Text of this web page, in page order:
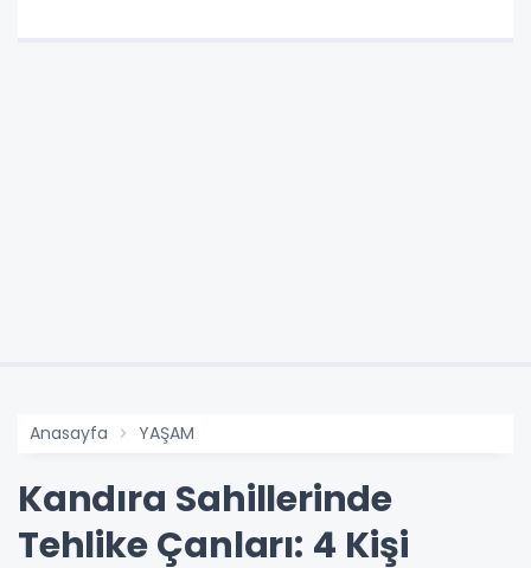
Anasayfa YAŞAM
Kandıra Sahillerinde
Tehlike Çanları: 4 Kişi